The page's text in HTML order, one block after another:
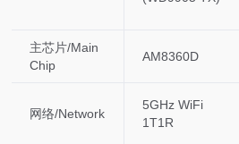
主芯片/Main
Chip
AM8360D
网络/Network
5GHz WiFi
1T1R